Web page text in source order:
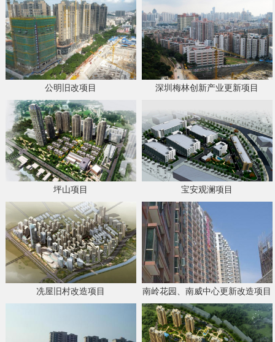
公明旧改项目 深圳梅林创新产业更新项目
坪山项目 宝安观澜项目
冼屋旧村改造项目 南岭花园、南威中心更新改造项目